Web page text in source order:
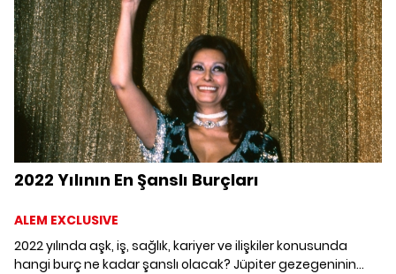
2022 Yılının En Şanslı Burçları
ALEM EXCLUSIVE
2022 yılında aşk, iş, sağlık, kariyer ve ilişkiler konusunda
hangi burç ne kadar şanslı olacak? Jüpiter gezegeninin